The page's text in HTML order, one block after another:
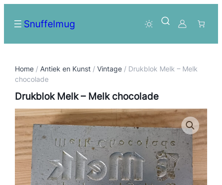
Snuffelmug
Home / Antiek en Kunst /Vintage / Drukblok Melk – Melk
chocolade
Drukblok Melk – Melk chocolade